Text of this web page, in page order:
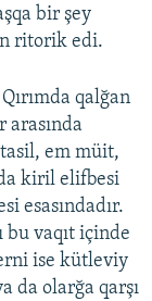
bir şey
ritorik edi.
qalğan
arasında
em müit,
kiril elifbesi
esasındadır.
bu vaqıt içinde
ise kütleviy
da olarğa qarşı